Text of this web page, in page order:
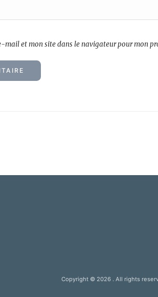
mail et mon site dans le navigateur pour mon
Copyright © 2026 . All rights